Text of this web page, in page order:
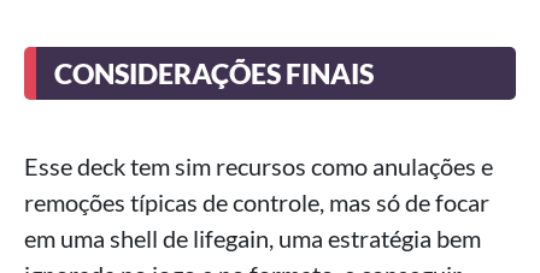
CONSIDERAÇÕES FINAIS
Esse deck tem sim recursos como anulações e
remoções típicas de controle, mas só de focar
em uma shell de lifegain, uma estratégia bem